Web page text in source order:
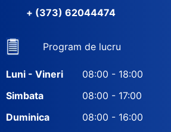
+ (373) 62044474
Program de lucru
Luni - Vineri
08:00 - 18:00
Simbata
08:00 - 17:00
Duminica
08:00 - 16:00